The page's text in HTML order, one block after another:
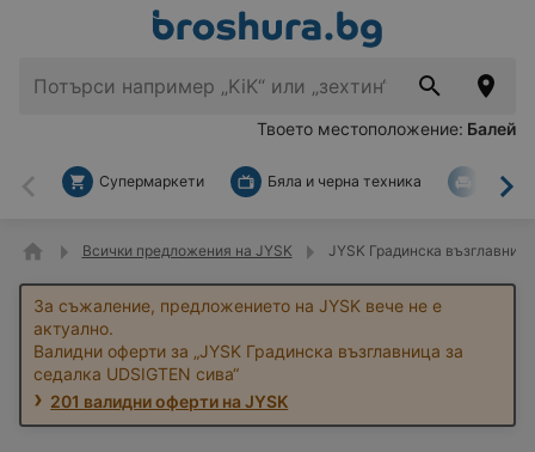
Твоето местоположение: Балей
Назад
Супермаркети Бяла и черна техника За
Всички предложения на JYSK JYSK Градинска
За съжаление, предложението на JYSK вече не е
актуално.
Валидни оферти за „JYSK Градинска възглавница за
седалка UDSIGTEN сива“
201 валидни оферти на JYSK